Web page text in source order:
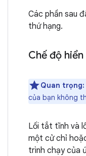
Các phần sau
thứ hạng.
Chế độ
Quan trọng:
của bạn không
Lối tắt tĩnh và
một cử chỉ
trình chạy của